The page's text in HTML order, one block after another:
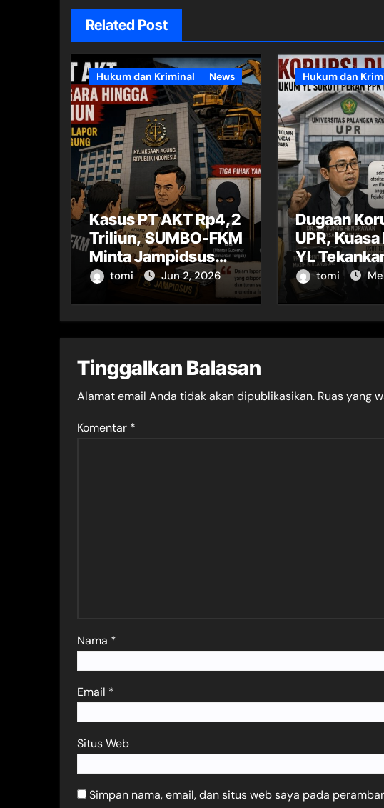
Related Post
Hukum dan Kriminal News
Kasus PT AKT Rp4,2
Triliun, SUMBO-FKM
Minta Jampidsus
Periksa Sejumlah
Tokoh Kalteng
tomi Jun 2, 2026
Hukum dan
Dugaan
UPR,
YL
Pemisahan
Kebijakan
tomi
Tinggalkan Balasan
Alamat email Anda tidak akan dipublikasikan. Ruas yang
Komentar *
Nama *
Email *
Situs Web
Simpan nama, email, dan situs web saya pada